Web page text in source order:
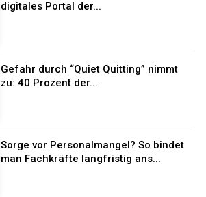
digitales Portal der...
Gefahr durch “Quiet Quitting” nimmt
zu: 40 Prozent der...
Sorge vor Personalmangel? So bindet
man Fachkräfte langfristig ans...